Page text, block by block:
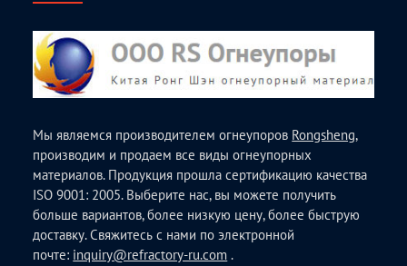
Мы являемся производителем огнеупоров Rongsheng,
производим и продаем все виды огнеупорных
материалов. Продукция прошла сертификацию качества
ISO 9001: 2005. Выберите нас, вы можете получить
больше вариантов, более низкую цену, более быструю
доставку. Свяжитесь с нами по электронной
почте: inquiry@refractory-ru.com .